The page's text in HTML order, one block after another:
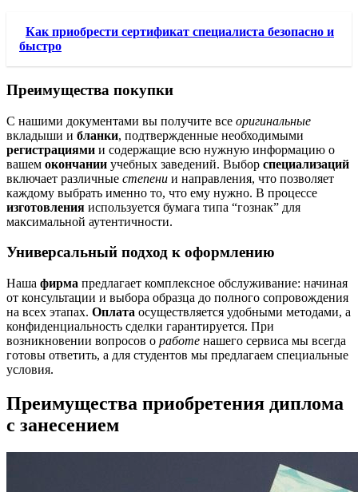
Как приобрести сертификат специалиста безопасно и
быстро
Преимущества покупки
С нашими документами вы получите все оригинальные
вкладыши и бланки, подтвержденные необходимыми
регистрациями и содержащие всю нужную информацию о
вашем окончании учебных заведений. Выбор специализаций
включает различные степени и направления, что позволяет
каждому выбрать именно то, что ему нужно. В процессе
изготовления используется бумага типа “гознак” для
максимальной аутентичности.
Универсальный подход к оформлению
Наша фирма предлагает комплексное обслуживание: начиная
от консультации и выбора образца до полного сопровождения
на всех этапах. Оплата осуществляется удобными методами, а
конфиденциальность сделки гарантируется. При
возникновении вопросов о работе нашего сервиса мы всегда
готовы ответить, а для студентов мы предлагаем специальные
условия.
Преимущества приобретения диплома
с занесением